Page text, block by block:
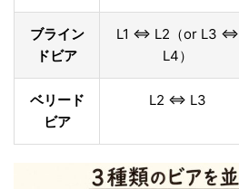
ブライン
ドビア
L1 ⇔ L2（or L3 ⇔
L4）
ベリード
ビア
L2 ⇔ L3